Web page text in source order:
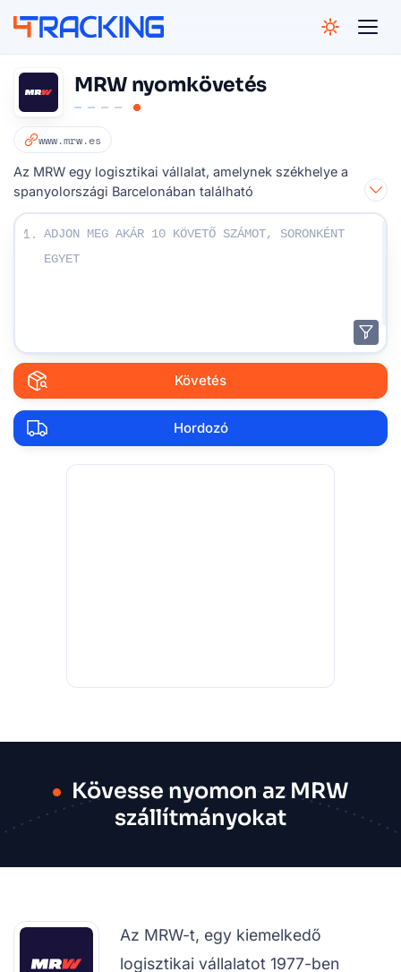
MRW nyomkövetés
www.mrw.es
Az MRW egy logisztikai vállalat, amelynek székhelye a
spanyolországi Barcelonában található
Írja be a követési számát:
1.
Követés
Hordozó
Kövesse nyomon az MRW
szállítmányokat
Az MRW-t, egy kiemelkedő
logisztikai vállalatot 1977-ben